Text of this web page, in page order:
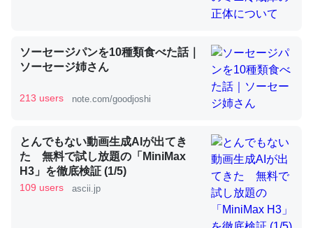
─GPTの仕組みと限界についての考察（１） - conceptualization
昆虫ってカルシウム少ないのか。知らんかった。調べたら
─ニュース :: 【研究発表】昆虫学の大問題＝「昆虫はなぜ海にいな
いのか」に関する新仮説
ソーセージパンを10種類食べた話｜
ソーセージ姉さん
213 users note.com/goodjoshi
とんでもない動画生成AIが出てき
た 無料で試し放題の「MiniMax
H3」を徹底検証 (1/5)
109 users ascii.jp